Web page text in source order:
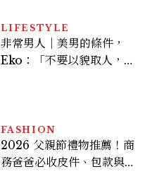
LIFESTYLE
非常男人｜美男的條件，
Eko：「不要以貌取人，內
FASHION
2026 父親節禮物推薦！商
務爸爸必收皮件、包款與鞋